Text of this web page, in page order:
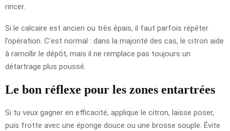
rincer.
Si le calcaire est ancien ou très épais, il faut parfois répéter
l’opération. C’est normal : dans la majorité des cas, le citron aide
à ramollir le dépôt, mais il ne remplace pas toujours un
détartrage plus poussé.
Le bon réflexe pour les zones entartrées
Si tu veux gagner en efficacité, applique le citron, laisse poser,
puis frotte avec une éponge douce ou une brosse souple. Évite